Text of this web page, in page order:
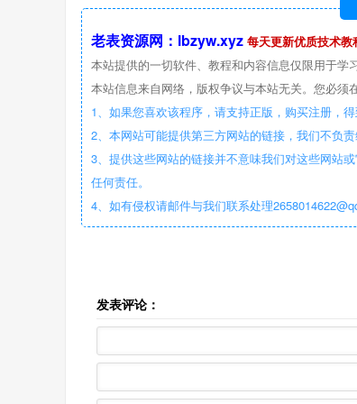
老表资源网：lbzyw.xyz 每天更新优质技术教
本站提供的一切软件、教程和内容信息仅限用于学
本站信息来自网络，版权争议与本站无关。您必须
1、如果您喜欢该程序，请支持正版，购买注册，得
2、本网站可能提供第三方网站的链接，我们不负
3、提供这些网站的链接并不意味我们对这些网站
任何责任。
4、如有侵权请邮件与我们联系处理
发表评论：